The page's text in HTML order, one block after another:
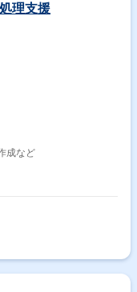
理支援
成など